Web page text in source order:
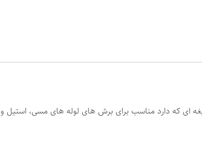
تیغه ای که دارد مناسب برای برش های لوله های مسی، استیل و